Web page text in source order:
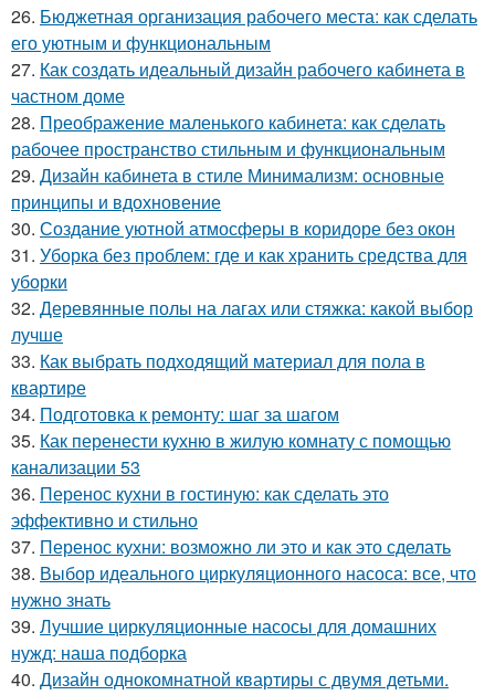
26. Бюджетная организация рабочего места: как сделать
его уютным и функциональным
27. Как создать идеальный дизайн рабочего кабинета в
частном доме
28. Преображение маленького кабинета: как сделать
рабочее пространство стильным и функциональным
29. Дизайн кабинета в стиле Минимализм: основные
принципы и вдохновение
30. Создание уютной атмосферы в коридоре без окон
31. Уборка без проблем: где и как хранить средства для
уборки
32. Деревянные полы на лагах или стяжка: какой выбор
лучше
33. Как выбрать подходящий материал для пола в
квартире
34. Подготовка к ремонту: шаг за шагом
35. Как перенести кухню в жилую комнату с помощью
канализации 53
36. Перенос кухни в гостиную: как сделать это
эффективно и стильно
37. Перенос кухни: возможно ли это и как это сделать
38. Выбор идеального циркуляционного насоса: все, что
нужно знать
39. Лучшие циркуляционные насосы для домашних
нужд: наша подборка
40. Дизайн однокомнатной квартиры с двумя детьми.